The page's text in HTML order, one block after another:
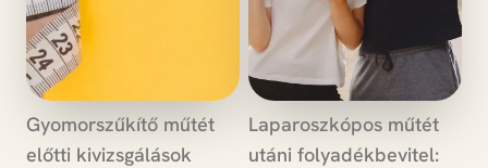
Gyomorszűkítő műtét
előtti kivizsgálások
Laparoszkópos műtét
utáni folyadékbevitel: